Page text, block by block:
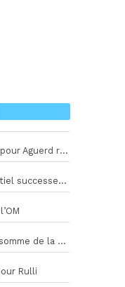
La première offre de la Real Sociedad pour Aguerd refusée par l’OM
Une offre déjà envoyée pour le potentiel successeur de Rulli
Accord trouvé pour Medina, la grosse somme de la vente dévoilée
Rulli